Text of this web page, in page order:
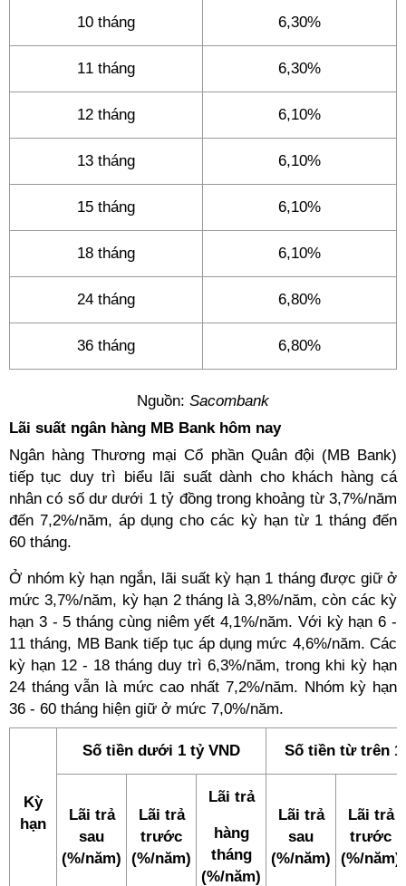
10 tháng 6,30%
11 tháng 6,30%
12 tháng 6,10%
13 tháng 6,10%
15 tháng 6,10%
18 tháng 6,10%
24 tháng 6,80%
36 tháng 6,80%
Nguồn: Sacombank
Lãi suất ngân hàng MB Bank hôm nay
Ngân hàng Thương mại Cổ phần Quân đội (MB Bank)
tiếp tục duy trì biểu lãi suất dành cho khách hàng cá
nhân có số dư dưới 1 tỷ đồng trong khoảng từ 3,7%/năm
đến 7,2%/năm, áp dụng cho các kỳ hạn từ 1 tháng đến
60 tháng.
Ở nhóm kỳ hạn ngắn, lãi suất kỳ hạn 1 tháng được giữ ở
mức 3,7%/năm, kỳ hạn 2 tháng là 3,8%/năm, còn các kỳ
hạn 3 - 5 tháng cùng niêm yết 4,1%/năm. Với kỳ hạn 6 -
11 tháng, MB Bank tiếp tục áp dụng mức 4,6%/năm. Các
kỳ hạn 12 - 18 tháng duy trì 6,3%/năm, trong khi kỳ hạn
24 tháng vẫn là mức cao nhất 7,2%/năm. Nhóm kỳ hạn
36 - 60 tháng hiện giữ ở mức 7,0%/năm.
Kỳ
hạn
Số tiền dưới 1 tỷ VND Số tiền từ trên 1
Lãi trả
sau
(%/năm)
Lãi trả
trước
(%/năm)
Lãi trả
hàng
tháng
(%/năm)
Lãi trả
sau
(%/năm)
Lãi trả
trước
(%/năm)